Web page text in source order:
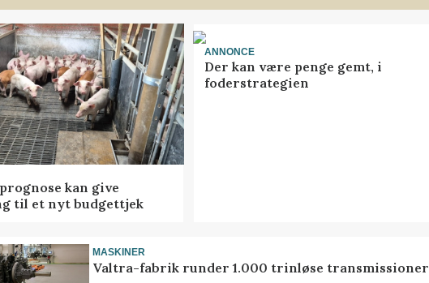
kan give
til et nyt budgettjek
ANNONCE
Der kan være penge gemt, i
foderstrategien
MASKINER
Valtra-fabrik runder 1.000 trinløse transmissioner